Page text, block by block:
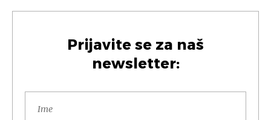
Prijavite se za naš
newsletter: